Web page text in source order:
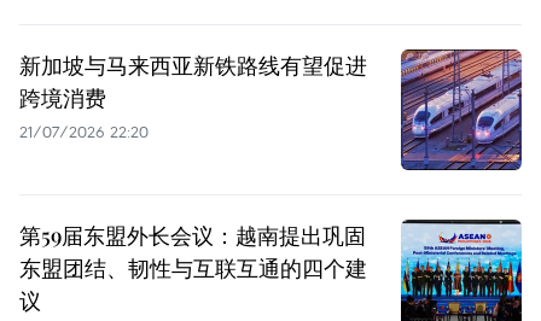
新加坡与马来西亚新铁路线有望促进
跨境消费
21/07/2026 22:20
第59届东盟外长会议：越南提出巩固
东盟团结、韧性与互联互通的四个建
议